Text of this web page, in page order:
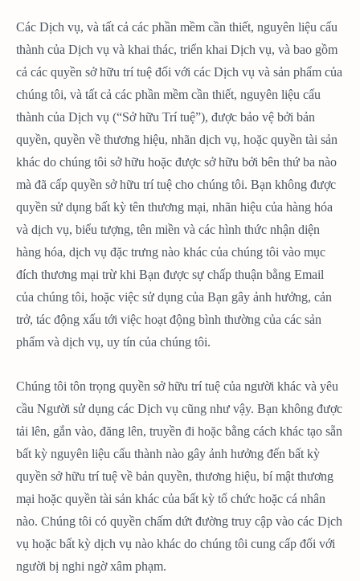
Các Dịch vụ, và tất cả các phần mềm cần thiết, nguyên liệu cấu
thành của Dịch vụ và khai thác, triển khai Dịch vụ, và bao gồm
cả các quyền sở hữu trí tuệ đối với các Dịch vụ và sản phẩm của
chúng tôi, và tất cả các phần mềm cần thiết, nguyên liệu cấu
thành của Dịch vụ (“Sở hữu Trí tuệ”), được bảo vệ bởi bản
quyền, quyền về thương hiệu, nhãn dịch vụ, hoặc quyền tài sản
khác do chúng tôi sở hữu hoặc được sở hữu bởi bên thứ ba nào
mà đã cấp quyền sở hữu trí tuệ cho chúng tôi. Bạn không được
quyền sử dụng bất kỳ tên thương mại, nhãn hiệu của hàng hóa
và dịch vụ, biểu tượng, tên miền và các hình thức nhận diện
hàng hóa, dịch vụ đặc trưng nào khác của chúng tôi vào mục
đích thương mại trừ khi Bạn được sự chấp thuận bằng Email
của chúng tôi, hoặc việc sử dụng của Bạn gây ảnh hưởng, cản
trở, tác động xấu tới việc hoạt động bình thường của các sản
phẩm và dịch vụ, uy tín của chúng tôi.
Chúng tôi tôn trọng quyền sở hữu trí tuệ của người khác và yêu
cầu Người sử dụng các Dịch vụ cũng như vậy. Bạn không được
tải lên, gắn vào, đăng lên, truyền đi hoặc bằng cách khác tạo sẵn
bất kỳ nguyên liệu cấu thành nào gây ảnh hưởng đến bất kỳ
quyền sở hữu trí tuệ về bản quyền, thương hiệu, bí mật thương
mại hoặc quyền tài sản khác của bất kỳ tổ chức hoặc cá nhân
nào. Chúng tôi có quyền chấm dứt đường truy cập vào các Dịch
vụ hoặc bất kỳ dịch vụ nào khác do chúng tôi cung cấp đối với
người bị nghi ngờ xâm phạm.